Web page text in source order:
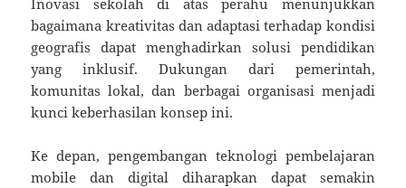
Inovasi sekolah di atas perahu menunjukkan
bagaimana kreativitas dan adaptasi terhadap kondisi
geografis dapat menghadirkan solusi pendidikan
yang inklusif. Dukungan dari pemerintah,
komunitas lokal, dan berbagai organisasi menjadi
kunci keberhasilan konsep ini.
Ke depan, pengembangan teknologi pembelajaran
mobile dan digital diharapkan dapat semakin